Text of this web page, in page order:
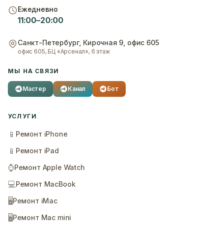
Ежедневно
11:00–20:00
Санкт-Петербург, Кирочная 9, офис 605
офис 605, БЦ «Арсенал», 6 этаж
МЫ НА СВЯЗИ
Мастер Канал Бот
УСЛУГИ
📱 Ремонт iPhone
📱 Ремонт iPad
⌚Ремонт Apple Watch
💻Ремонт MacBook
🖥️Ремонт iMac
🖥️Ремонт Mac mini